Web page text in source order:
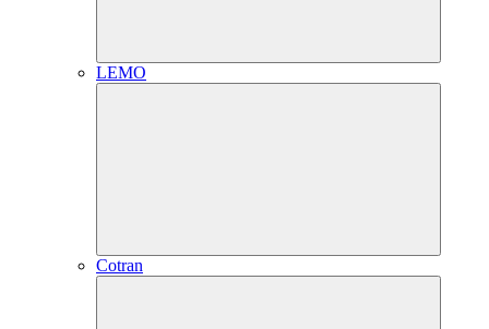
LEMO
Cotran